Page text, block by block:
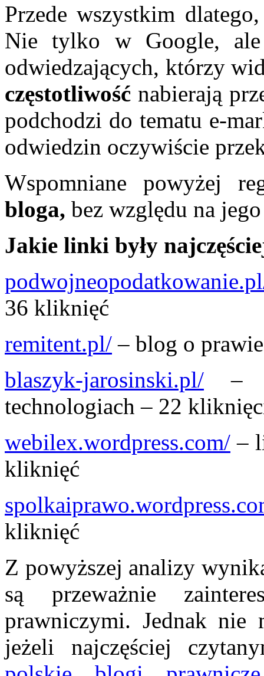
Przede wszystkim
Nie tylko w Google,
odwiedzających, którzy
częstotliwość nabierają
podchodzi do tematu e-
odwiedzin oczywiście
Wspomniane powyżej
bloga, bez względu na
Jakie linki były
36 kliknięć
remitent.pl/ – blog o
blaszyk-jarosinski.pl/ –
technologiach – 22
webilex.wordpress.com/ –
kliknięć
kliknięć
Z powyższej analizy
są przeważnie
prawniczymi. Jednak
jeżeli najczęściej